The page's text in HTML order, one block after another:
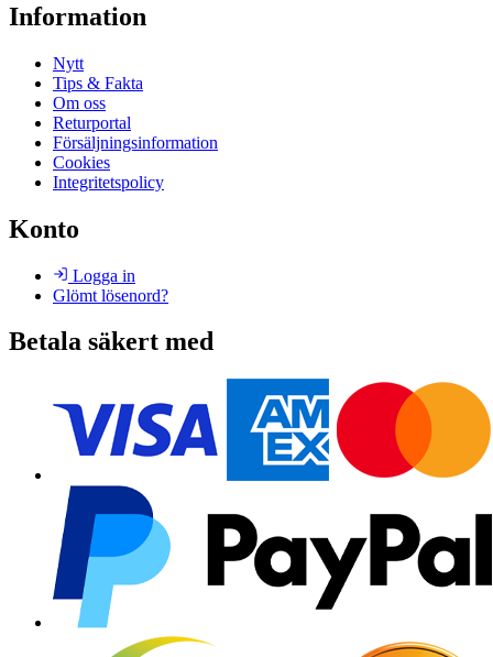
Information
Nytt
Tips & Fakta
Om oss
Returportal
Försäljningsinformation
Cookies
Integritetspolicy
Konto
Logga in
Glömt lösenord?
Betala säkert med